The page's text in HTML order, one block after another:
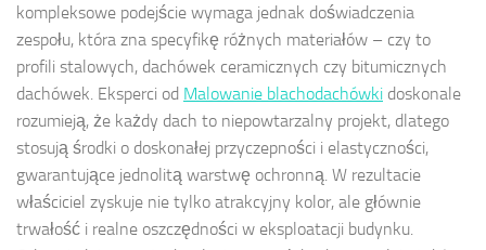
kompleksowe podejście wymaga jednak doświadczenia
zespołu, która zna specyfikę różnych materiałów – czy to
profili stalowych, dachówek ceramicznych czy bitumicznych
dachówek. Eksperci od Malowanie blachodachówki doskonale
rozumieją, że każdy dach to niepowtarzalny projekt, dlatego
stosują środki o doskonałej przyczepności i elastyczności,
gwarantujące jednolitą warstwę ochronną. W rezultacie
właściciel zyskuje nie tylko atrakcyjny kolor, ale głównie
trwałość i realne oszczędności w eksploatacji budynku.